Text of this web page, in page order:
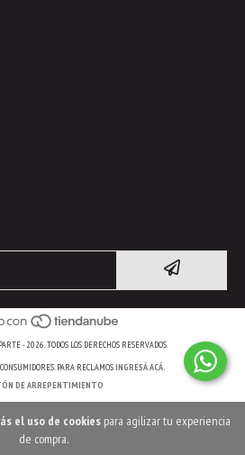
el uso de cookies para agilizar tu experiencia
de compra.
- 2026. TODOS LOS DERECHOS RESERVADOS.
PARA RECLAMOSINGRESÁ ACÁ.
DE ARREPENTIMIENTO